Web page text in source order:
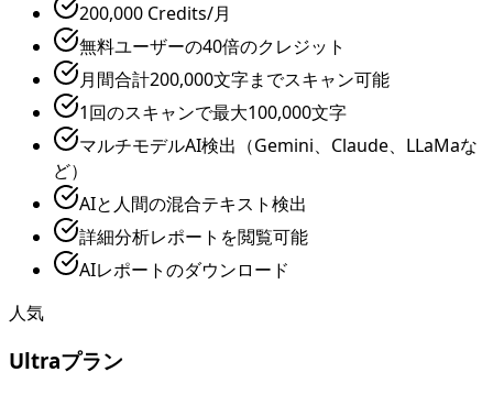
200,000 Credits/月
無料ユーザーの40倍のクレジット
月間合計200,000文字までスキャン可能
1回のスキャンで最大100,000文字
マルチモデルAI検出（Gemini、Claude、LLaMaな
ど）
AIと人間の混合テキスト検出
詳細分析レポートを閲覧可能
AIレポートのダウンロード
人気
Ultraプラン